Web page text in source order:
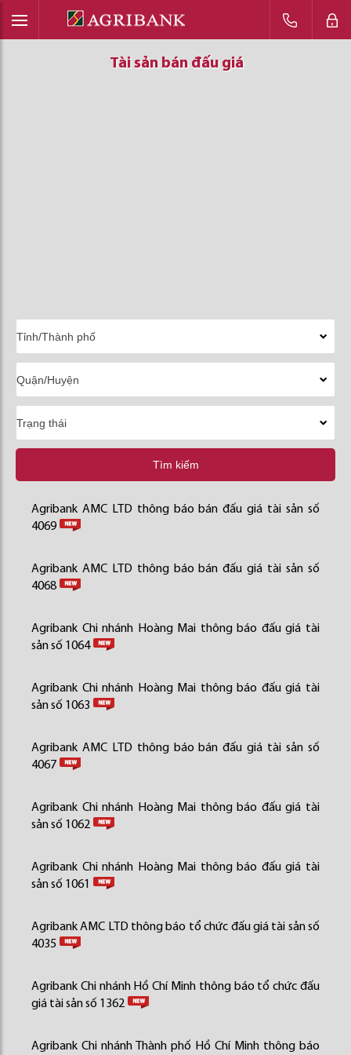
Tài sản bán đấu giá
Tài sản bán đấu giá
Tài sản bán đấu giá
Tìm kiếm
Agribank AMC LTD thông báo bán đấu giá tài sản số
4069
Agribank AMC LTD thông báo bán đấu giá tài sản số
4068
Agribank Chi nhánh Hoàng Mai thông báo đấu giá tài
sản số 1064
Agribank Chi nhánh Hoàng Mai thông báo đấu giá tài
sản số 1063
Agribank AMC LTD thông báo bán đấu giá tài sản số
4067
Agribank Chi nhánh Hoàng Mai thông báo đấu giá tài
sản số 1062
Agribank Chi nhánh Hoàng Mai thông báo đấu giá tài
sản số 1061
Agribank AMC LTD thông báo tổ chức đấu giá tài sản số
4035
Agribank Chi nhánh Hồ Chí Minh thông báo tổ chức đấu
giá tài sản số 1362
Agribank Chi nhánh Thành phố Hồ Chí Minh thông báo